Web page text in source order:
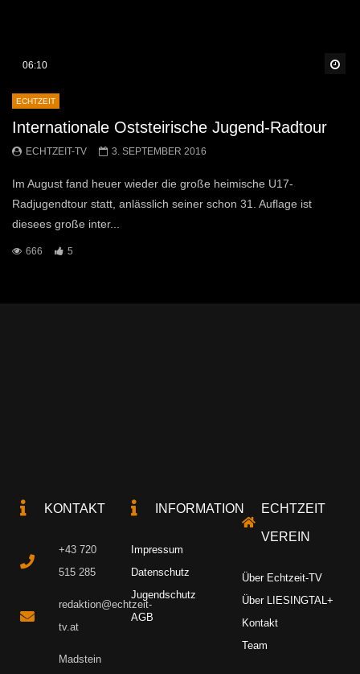
06:10
ECHTZEIT
Internationale Oststeirische Jugend-Radtour
ECHTZEIT-TV 3. SEPTEMBER 2016
Im August fand heuer wieder die große heimische U17-
Radjugendtour statt, anlässlich seiner schon 31. Auflage ist
diesees große inter...
666 5
KONTAKT
+43 720
515 285
redaktion@echtzeit-
tv.at
Madstein
INFORMATION
Impressum
Datenschutz
Jugendschutz
AGB
ECHTZEIT
VEREIN
Über Echtzeit-TV
Über LIESINGTAL+
Kontakt
Team